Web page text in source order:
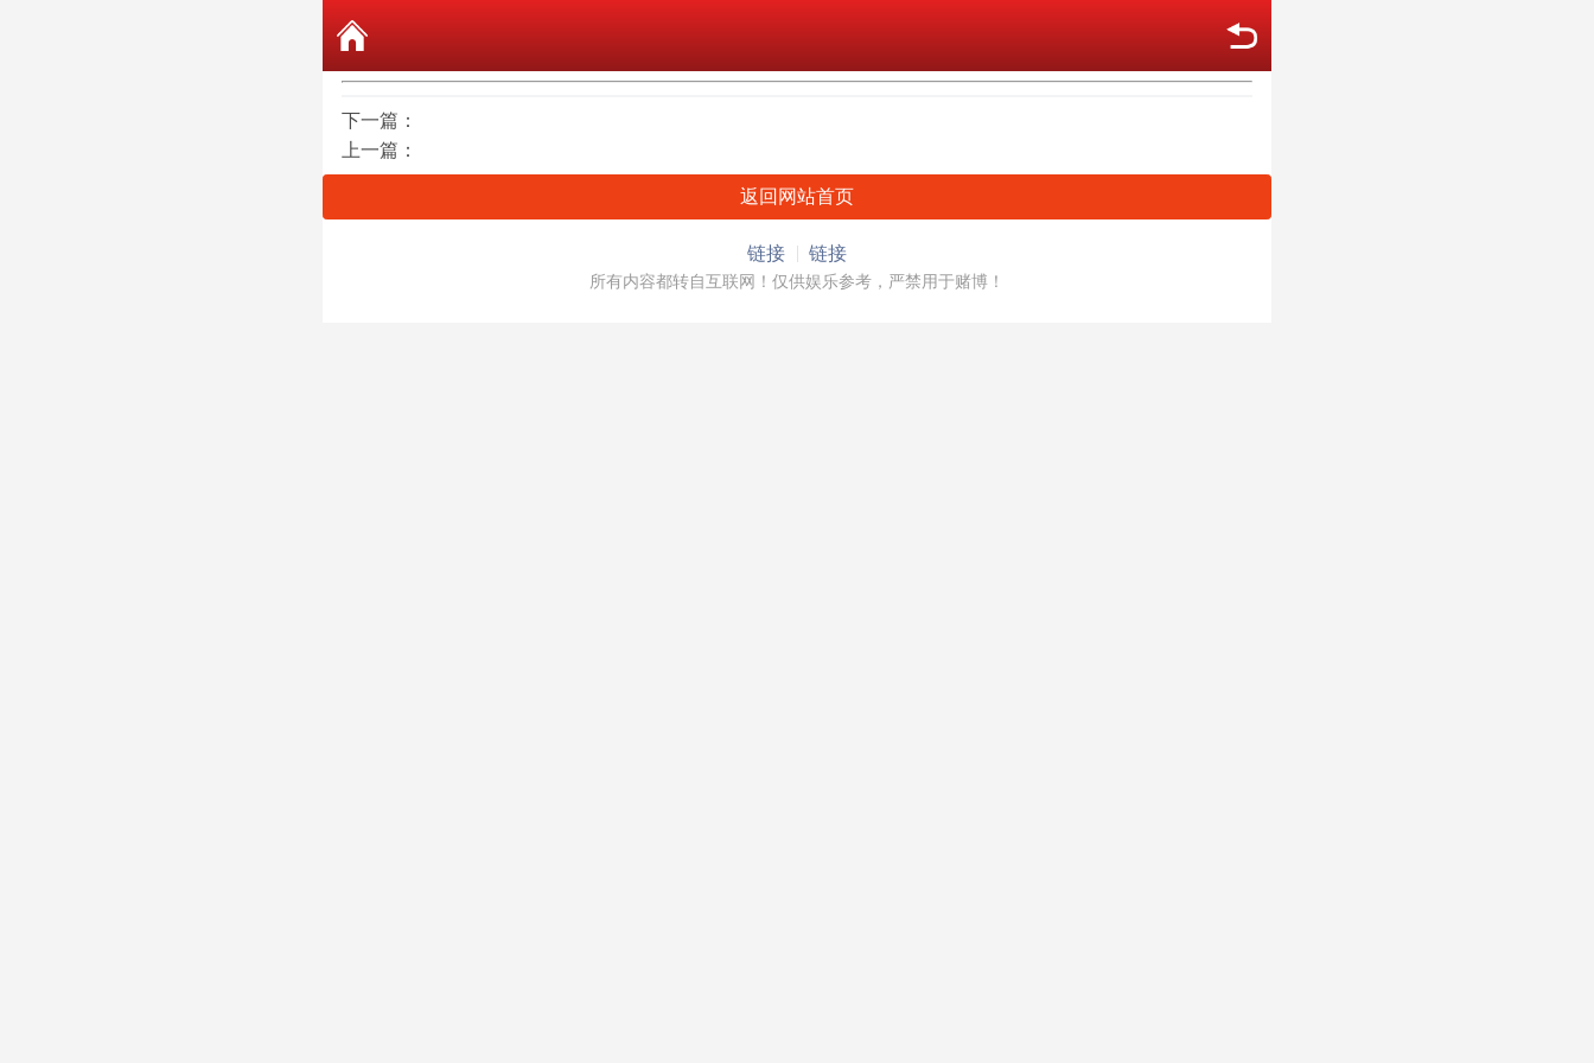
下一篇：
上一篇：
返回网站首页
链接 链接
所有内容都转自互联网！仅供娱乐参考，严禁用于赌博！